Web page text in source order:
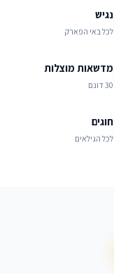
נגיש
לכל באי הפארק
מדשאות מוצלות
30 דונם
חוגים
לכל הגילאים